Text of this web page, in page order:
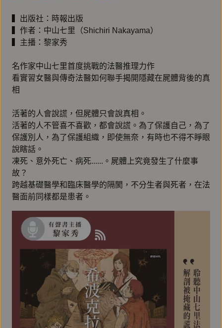
▍出版社：時報出版
▍作者：中山七里（Shichiri Nakayama）
▍主播：黎家秀
名作家中山七里首度挑戰的法醫推理力作
看實習女醫與傳奇法醫如何聯手揭開隱藏在屍體背後的真
相
活著的人會說謊，但屍體只會說真相。
活著的人不管喜不喜歡，都會說謊。為了保護自己，為了
保護別人，為了保護組織，即使無奈，有時也不得不睜眼
說瞎話。
凍死、意外死亡、病死......。屍體上究竟發生了什麼事
故？
跨越基礎醫學和臨床醫學的隔閡，不分生者與死者，在法
醫面前同樣都是患者。